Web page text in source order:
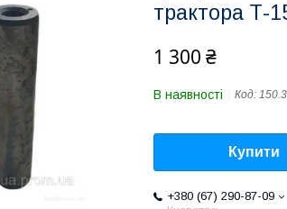
трактора Т-
1 300 ₴
В наявності Код:
Купити
+380 (67) 290-87-09